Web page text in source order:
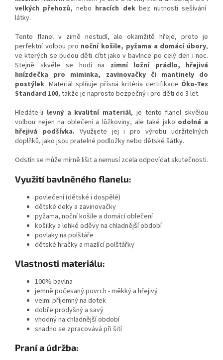
velkých přehozů, nebo hracích dekbez nutnosti sešívání
látky.
Tento flanel v zimě nestudí, ale okamžitě hřeje, proto je
perfektní volbou pro noční košile, pyžama a domácí úbory,
ve kterých se budou děti cítit jako v bavlnce po celý den i noc.
Stejně skvěle se hodí na zimní ložní prádlo, hřejivá
hnízdečka pro miminka, zavinovačky či mantinely do
postýlek. Materiál splňuje přísná kritéria certifikace Öko-Tex
Standard 100, takže je naprosto bezpečný i pro děti do 3 let.
Hledáte-li levný a kvalitní materiál, je tento flanel skvělou
volbou nejen na oblečení a lůžkoviny, ale také jako odolná a
hřejivá podšívka. Využijete jej i pro výrobu udržitelných
doplňků, jako jsou pratelné podložky nebo dětské šátky.
Odstín se může mírně lišit a nemusí zcela odpovídat skutečnosti.
Využití bavlněného flanelu:
povlečení (dětské i dospělé)
dětské deky a zavinovačky
pyžama, noční košile a domácí oblečení
košilky a lehké oděvy na chladnější období
povlaky na polštáře
dětské hračky a mazlící polštářky
Vlastnosti materiálu:
100% bavlna
jemně počesaný povrch - měkký a hřejivý
velmi příjemný na dotek
dobře prodyšný a savý
vhodný na chladnější období
snadno se zpracovává při šití
Praní a údržba: